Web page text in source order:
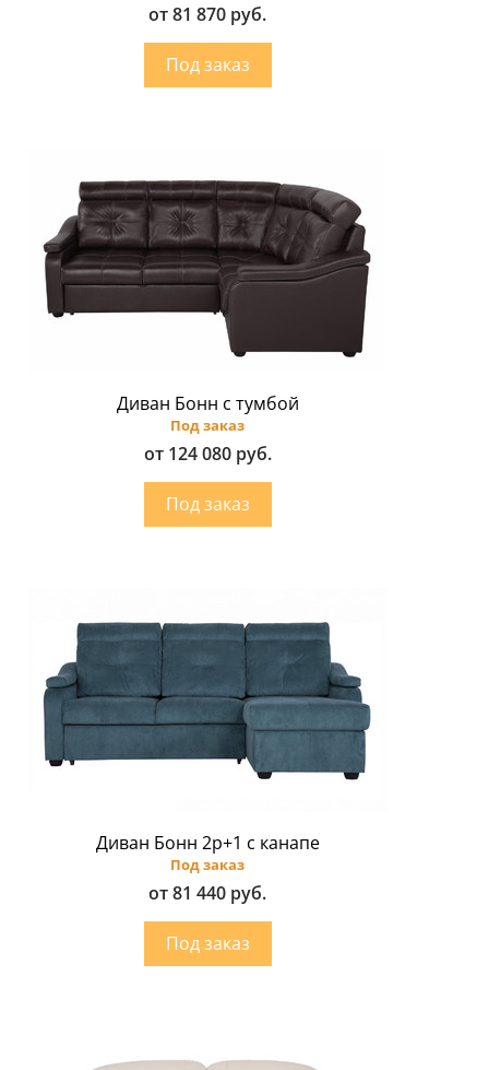
от 81 870 руб.
Диван Бонн с тумбой
Под заказ
от 124 080 руб.
Диван Бонн 2p+1 с канапе
Под заказ
от 81 440 руб.